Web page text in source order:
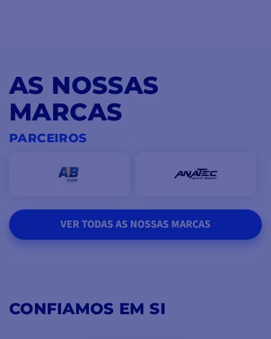
AS NOSSAS
MARCAS
PARCEIROS
VER TODAS AS NOSSAS MARCAS
CONFIAMOS EM SI